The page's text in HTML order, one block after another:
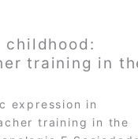
childhood:
training in
expression in
training in the